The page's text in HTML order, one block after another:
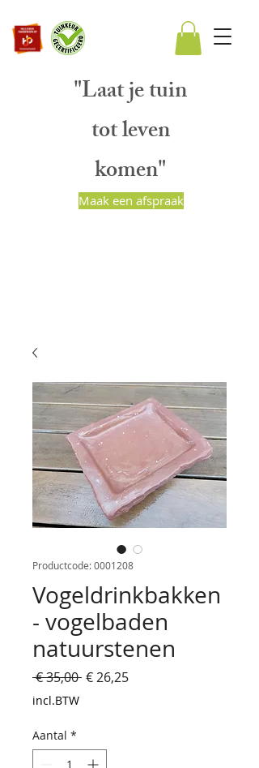
"Laat je tuin
tot leven
komen"
Maak een afspraak
Productcode: 0001208
Vogeldrinkbakken
- vogelbaden
natuurstenen
€ 35,00 Normale
€ 26,25Verkoopprijs
incl.BTW
Aantal *